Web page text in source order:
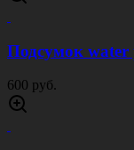
Подсумок water
600 руб.